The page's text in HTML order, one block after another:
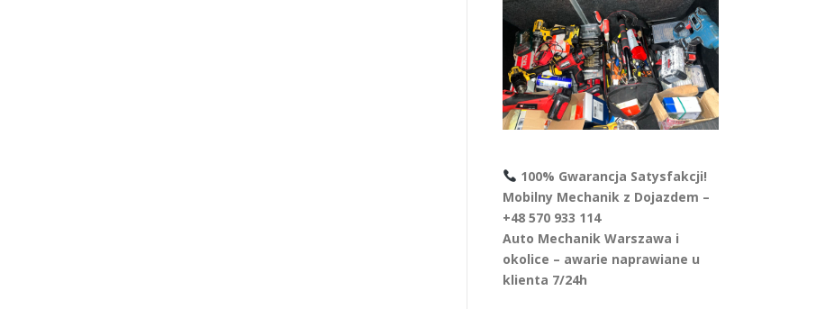
100% Gwarancja Satysfakcji!
Mobilny Mechanik z Dojazdem –
+48 570 933 114
Auto Mechanik Warszawa i
okolice – awarie naprawiane u
klienta 7/24h